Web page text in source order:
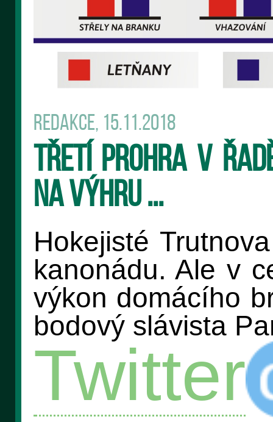
Redakce, 15.11.2018
Třetí prohra v
na výhru ...
Hokejisté
kanonádu. Ale v
výkon domácího
bodový slávista
Twitter